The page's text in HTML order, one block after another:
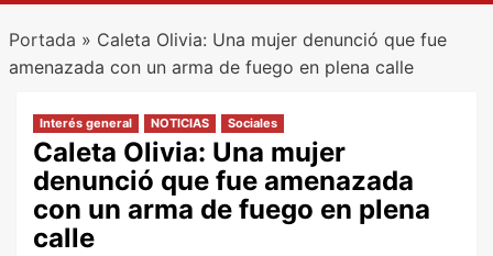
Portada » Caleta Olivia: Una mujer denunció que fue
amenazada con un arma de fuego en plena calle
Interés general NOTICIAS Sociales
Caleta Olivia: Una mujer
denunció que fue amenazada
con un arma de fuego en plena
calle